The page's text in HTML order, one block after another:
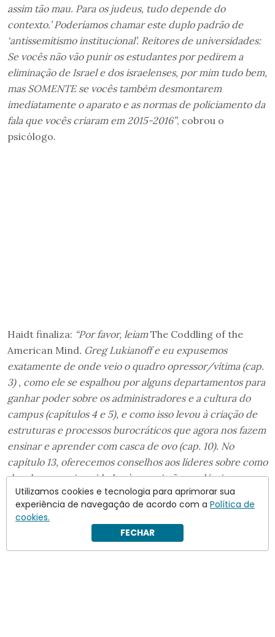
assim tão mau. Para os judeus, tudo depende do
contexto.’ Poderíamos chamar este duplo padrão de
‘antissemitismo institucional’. Reitores de universidades:
Se vocês não vão punir os estudantes por pedirem a
eliminação de Israel e dos israelenses, por mim tudo bem,
mas SOMENTE se vocês também desmontarem
imediatamente o aparato e as normas de policiamento da
fala que vocês criaram em 2015-2016”, cobrou o
psicólogo.
Haidt finaliza: “Por favor, leiamThe Coddling of the
American Mind. Greg Lukianoffe eu expusemos
exatamente de onde veio o quadro opressor/vítima (cap.
3) , como ele se espalhou por alguns departamentos para
ganhar poder sobre os administradores e a cultura do
campus (capítulos 4 e 5), e como isso levou à criação de
estruturas e processos burocráticos que agora nos fazem
ensinar e aprender com casca de ovo (cap. 10). No
capítulo 13, oferecemos conselhos aos líderes sobre como
devolver as universidades à sua missão académica e
recuperar a confiança do público”.
Utilizamos cookies e tecnologia para aprimorar sua
experiência de navegação de acordo com a Política de
cookies.
FECHAR